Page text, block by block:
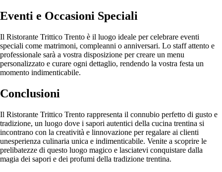
Eventi e Occasioni Speciali
Il Ristorante Trittico Trento è il luogo ideale per celebrare eventi
speciali come matrimoni, compleanni o anniversari. Lo staff attento e
professionale sarà a vostra disposizione per creare un menu
personalizzato e curare ogni dettaglio, rendendo la vostra festa un
momento indimenticabile.
Conclusioni
Il Ristorante Trittico Trento rappresenta il connubio perfetto di gusto e
tradizione, un luogo dove i sapori autentici della cucina trentina si
incontrano con la creatività e linnovazione per regalare ai clienti
unesperienza culinaria unica e indimenticabile. Venite a scoprire le
prelibatezze di questo luogo magico e lasciatevi conquistare dalla
magia dei sapori e dei profumi della tradizione trentina.